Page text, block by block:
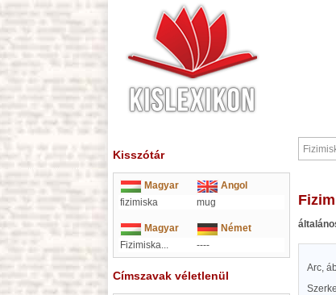
Kisszótár
Magyar
Angol
fizimiska
mug
Magyar
Német
Fizimiska...
----
Címszavak véletlenül
Arc,